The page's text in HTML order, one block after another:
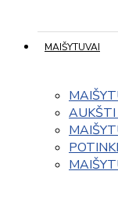
MAIŠYTUVAI